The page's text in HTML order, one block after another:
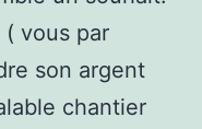
( vous par
son argent
chantier